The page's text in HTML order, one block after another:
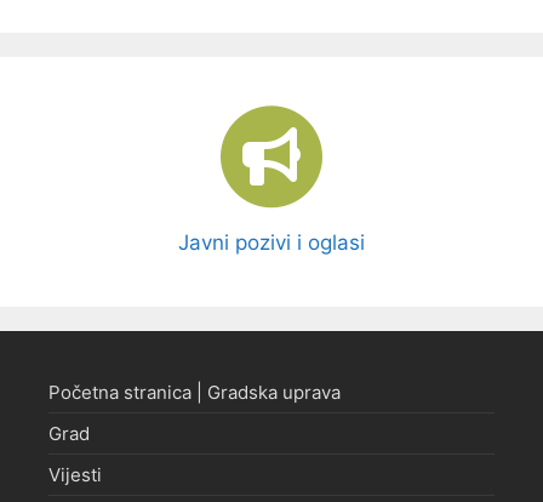
Javni pozivi i oglasi
Početna stranica | Gradska uprava
Grad
Vijesti